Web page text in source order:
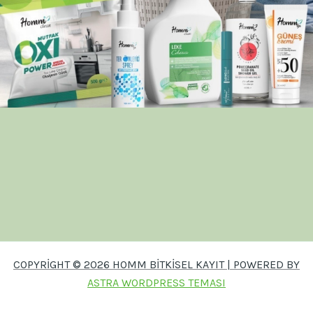
COPYRIGHT © 2026 HOMM BITKISEL KAYIT | POWERED BY
ASTRA WORDPRESS TEMASI